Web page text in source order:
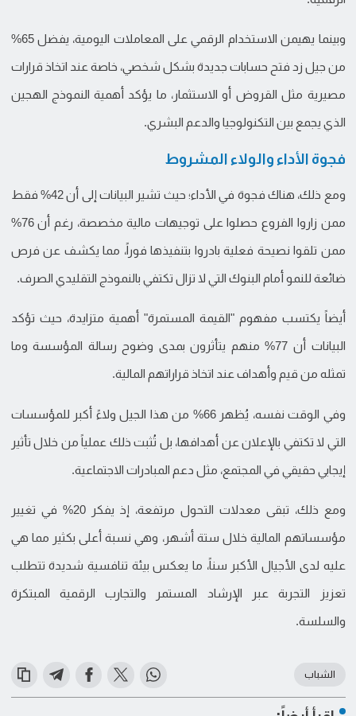
وبينما يهيمن الاستخدام الرقمي على المعاملات اليومية، يفضل 65%
من جيل زد فتح حسابات جديدة بشكل شخصي، خاصة عند اتخاذ قرارات
مصيرية مثل القروض أو الاستثمار، ما يؤكد أهمية النموذج الهجين
الذي يجمع بين التكنولوجيا والدعم البشري.
فجوة الأداء والولاء المشروط
ومع ذلك، هناك فجوة في الأداء؛ حيث تشير البيانات إلى أن 42% فقط
ممن زاروا الفروع حصلوا على توجيهات مالية مخصصة، رغم أن 76%
ممن تلقوا نصيحة فعلية بادروا بتنفيذها فوراً، مما يكشف عن فرص
ضائعة للنمو أمام البنوك التي لا تزال تكتفي بالنموذج التقليدي الصرف.
أيضاً يكتسب مفهوم "القيمة المستمرة" أهمية متزايدة، حيث تؤكد
البيانات أن 77% منهم يتأثرون بمدى وضوح رسالة المؤسسة وما
تمثله من قيم وأهداف عند اتخاذ قراراتهم المالية.
وفي الوقت نفسه، يُظهر 66% من هذا الجيل ولاءً أكبر للمؤسسات
التي لا تكتفي بالإعلان عن أهدافها، بل تُثبت ذلك عملياً من خلال تأثير
إيجابي حقيقي في المجتمع، مثل دعم المبادرات الاجتماعية.
ومع ذلك، تبقى معدلات التحول مرتفعة، إذ يفكر 20% في تغيير
مؤسساتهم المالية خلال ستة أشهر، وهي نسبة أعلى بكثير مما هي
عليه لدى الأجيال الأكبر سناً، ما يعكس بيئة تنافسية شديدة تتطلب
تعزيز التجربة عبر الإرشاد المستمر والتجارب الرقمية المبتكرة
والسلسة.
الشباب